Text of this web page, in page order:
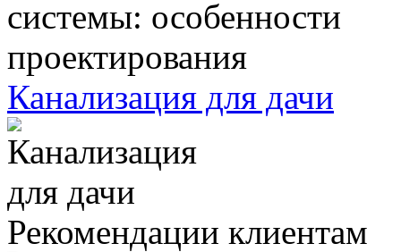
Канализация для дачи
Рекомендации клиентам